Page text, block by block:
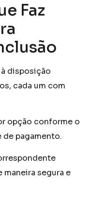
Faz
disposição
cada um com
opção conforme o
de pagamento.
segura e